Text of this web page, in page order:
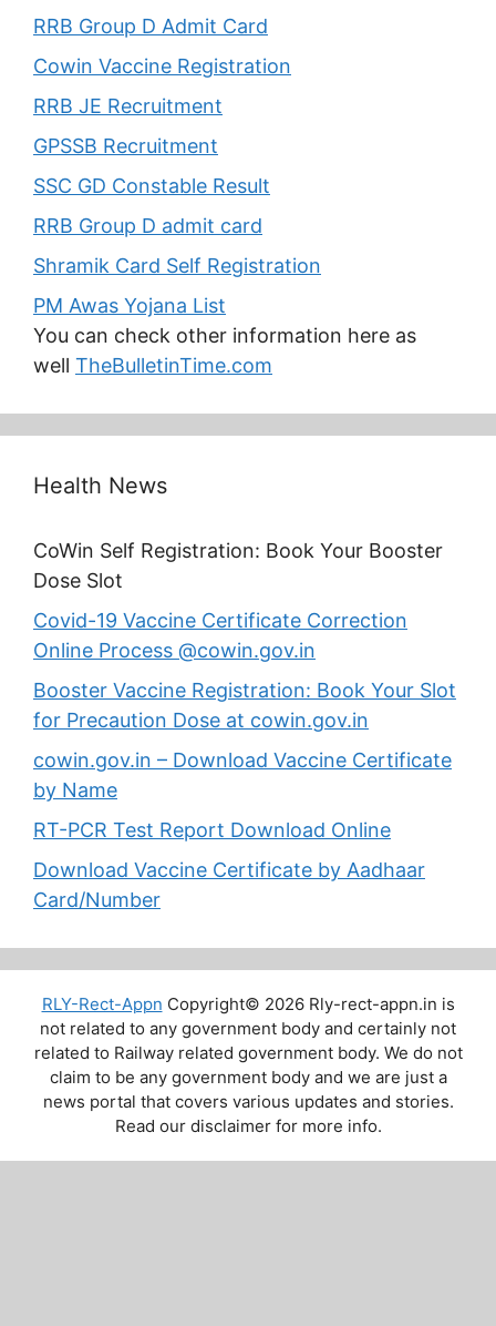
RRB Group D Admit Card
Cowin Vaccine Registration
RRB JE Recruitment
GPSSB Recruitment
SSC GD Constable Result
RRB Group D admit card
Shramik Card Self Registration
PM Awas Yojana List
You can check other information here as
well TheBulletinTime.com
Health News
CoWin Self Registration: Book Your Booster
Dose Slot
Covid-19 Vaccine Certificate Correction
Online Process @cowin.gov.in
Booster Vaccine Registration: Book Your Slot
for Precaution Dose at cowin.gov.in
cowin.gov.in – Download Vaccine Certificate
by Name
RT-PCR Test Report Download Online
Download Vaccine Certificate by Aadhaar
Card/Number
RLY-Rect-Appn Copyright© 2026 Rly-rect-appn.in is
not related to any government body and certainly not
related to Railway related government body. We do not
claim to be any government body and we are just a
news portal that covers various updates and stories.
Read our disclaimer for more info.